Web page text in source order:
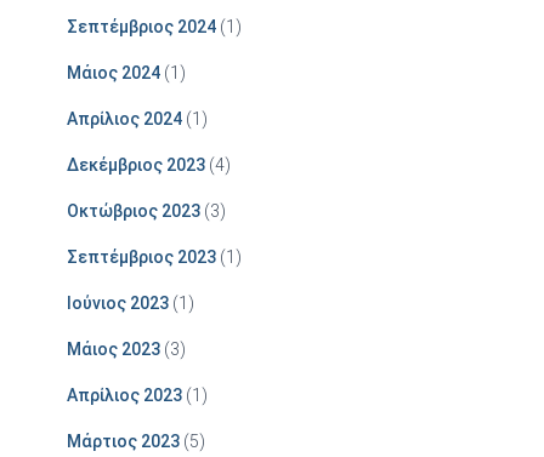
Σεπτέμβριος 2024 (1)
Μάιος 2024 (1)
Απρίλιος 2024 (1)
Δεκέμβριος 2023 (4)
Οκτώβριος 2023 (3)
Σεπτέμβριος 2023 (1)
Ιούνιος 2023 (1)
Μάιος 2023 (3)
Απρίλιος 2023 (1)
Μάρτιος 2023 (5)